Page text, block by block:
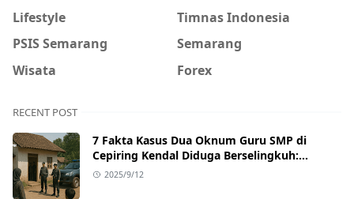
Lifestyle
Timnas Indonesia
PSIS Semarang
Semarang
Wisata
Forex
RECENT POST
7 Fakta Kasus Dua Oknum Guru SMP di
Cepiring Kendal Diduga Berselingkuh:
Kronologi, Pengakuan, hingga Sanksi
2025/9/12